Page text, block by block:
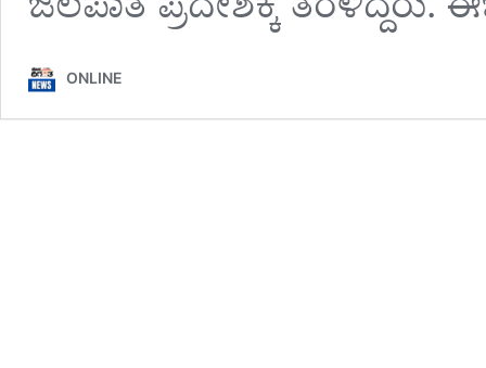
ONLINE